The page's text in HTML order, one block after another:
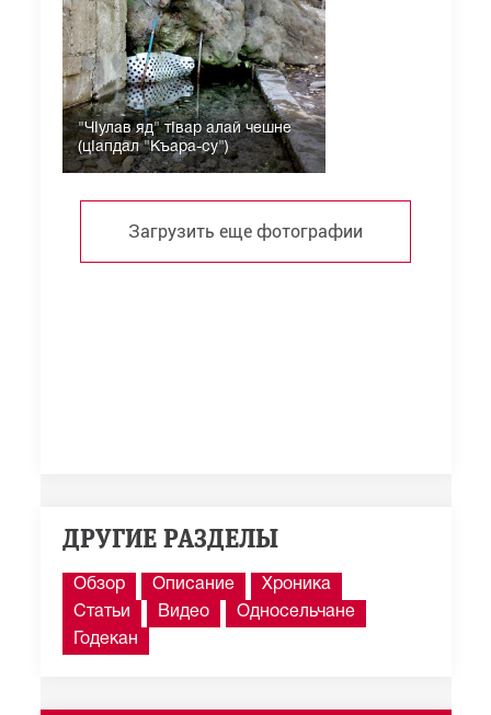
"ЧIулав яд" тIвар алай чешне
(цIапдал "Къара-су")
Загрузить еще фотографии
ДРУГИЕ РАЗДЕЛЫ
Обзор Описание
Хроника
Статьи
Видео
Односельчане
Годекан